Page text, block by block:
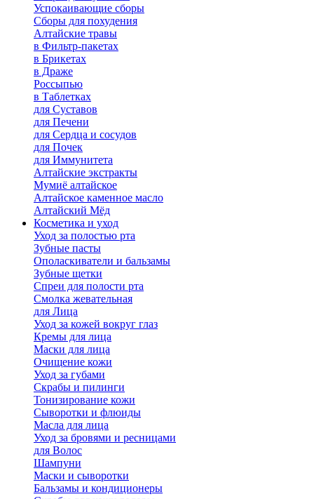
Успокаивающие сборы
Сборы для похудения
Алтайские травы
в Фильтр-пакетах
в Брикетах
в Драже
Россыпью
в Таблетках
для Cуставов
для Печени
для Сердца и сосудов
для Почек
для Иммунитета
Алтайские экстракты
Мумиё алтайское
Алтайское каменное масло
Алтайский Мёд
Косметика и уход
Уход за полостью рта
Зубные пасты
Ополаскиватели и бальзамы
Зубные щетки
Спреи для полости рта
Смолка жевательная
для Лица
Уход за кожей вокруг глаз
Кремы для лица
Маски для лица
Очищение кожи
Уход за губами
Скрабы и пилинги
Тонизирование кожи
Сыворотки и флюиды
Масла для лица
Уход за бровями и ресницами
для Волос
Шампуни
Маски и сыворотки
Бальзамы и кондиционеры